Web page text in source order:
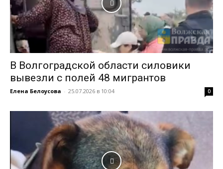
В Волгоградской области силовики
вывезли с полей 48 мигрантов
Елена Белоусова - 25.07.2026 в 10:04 0